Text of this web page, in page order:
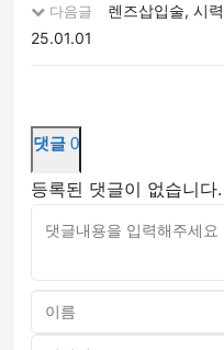
다음글
렌즈삽입술, 시
25.01.01
댓글 0
등록된 댓글이 없습니다.